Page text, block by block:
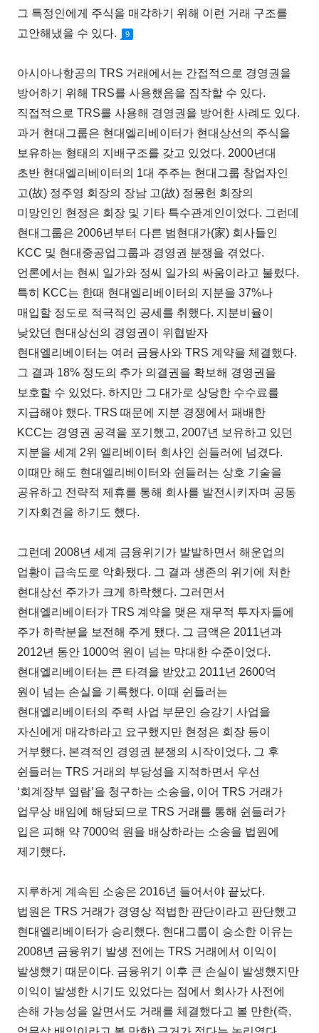
그 특정인에게 주식을 매각하기 위해 이런 거래 구조를
고안해냈을 수 있다.
9
아시아나항공의 TRS 거래에서는 간접적으로 경영권을
방어하기 위해 TRS를 사용했음을 짐작할 수 있다.
직접적으로 TRS를 사용해 경영권을 방어한 사례도 있다.
과거 현대그룹은 현대엘리베이터가 현대상선의 주식을
보유하는 형태의 지배구조를 갖고 있었다. 2000년대
초반 현대엘리베이터의 1대 주주는 현대그룹 창업자인
고(故) 정주영 회장의 장남 고(故) 정몽헌 회장의
미망인인 현정은 회장 및 기타 특수관계인이었다. 그런데
현대그룹은 2006년부터 다른 범현대가(家) 회사들인
KCC 및 현대중공업그룹과 경영권 분쟁을 겪었다.
언론에서는 현씨 일가와 정씨 일가의 싸움이라고 불렀다.
특히 KCC는 한때 현대엘리베이터의 지분을 37%나
매입할 정도로 적극적인 공세를 취했다. 지분비율이
낮았던 현대상선의 경영권이 위협받자
현대엘리베이터는 여러 금융사와 TRS 계약을 체결했다.
그 결과 18% 정도의 추가 의결권을 확보해 경영권을
보호할 수 있었다. 하지만 그 대가로 상당한 수수료를
지급해야 했다. TRS 때문에 지분 경쟁에서 패배한
KCC는 경영권 공격을 포기했고, 2007년 보유하고 있던
지분을 세계 2위 엘리베이터 회사인 쉰들러에 넘겼다.
이때만 해도 현대엘리베이터와 쉰들러는 상호 기술을
공유하고 전략적 제휴를 통해 회사를 발전시키자며 공동
기자회견을 하기도 했다.
그런데 2008년 세계 금융위기가 발발하면서 해운업의
업황이 급속도로 악화됐다. 그 결과 생존의 위기에 처한
현대상선 주가가 크게 하락했다. 그러면서
현대엘리베이터가 TRS 계약을 맺은 재무적 투자자들에
주가 하락분을 보전해 주게 됐다. 그 금액은 2011년과
2012년 동안 1000억 원이 넘는 막대한 수준이었다.
현대엘리베이터는 큰 타격을 받았고 2011년 2600억
원이 넘는 손실을 기록했다. 이때 쉰들러는
현대엘리베이터의 주력 사업 부문인 승강기 사업을
자신에게 매각하라고 요구했지만 현정은 회장 등이
거부했다. 본격적인 경영권 분쟁의 시작이었다. 그 후
쉰들러는 TRS 거래의 부당성을 지적하면서 우선
‘회계장부 열람’을 청구하는 소송을, 이어 TRS 거래가
업무상 배임에 해당되므로 TRS 거래를 통해 쉰들러가
입은 피해 약 7000억 원을 배상하라는 소송을 법원에
제기했다.
지루하게 계속된 소송은 2016년 들어서야 끝났다.
법원은 TRS 거래가 경영상 적법한 판단이라고 판단했고
현대엘리베이터가 승리했다. 현대그룹이 승소한 이유는
2008년 금융위기 발생 전에는 TRS 거래에서 이익이
발생했기 때문이다. 금융위기 이후 큰 손실이 발생했지만
이익이 발생한 시기도 있었다는 점에서 회사가 사전에
손해 가능성을 알면서도 거래를 체결했다고 볼 만한(즉,